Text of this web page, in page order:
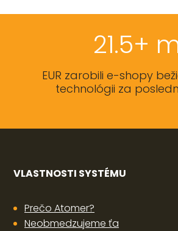
21.5+
EUR zarobili e-shopy
technológii za
VLASTNOSTI SYSTÉMU
Prečo Atomer?
Neobmedzujeme ťa